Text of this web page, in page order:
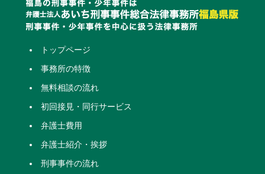
トップページ
事務所の特徴
無料相談の流れ
初回接見・同行サービス
弁護士費用
弁護士紹介・挨拶
刑事事件の流れ